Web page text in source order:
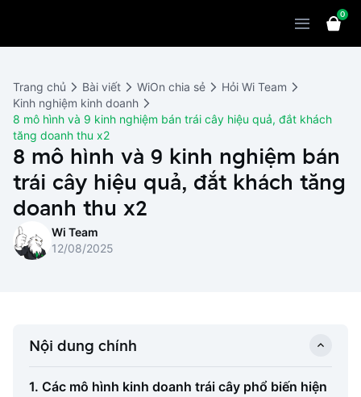
WiOn AI
WiOn Social
WiOn E-commerce
WiOn F&B
WiOn Dental
Chatbot
Marketing
CRM
Thiết kế website
Thiết bị
Bảng giá
Cùng WiOn
Báo chí
Đối tác
Wi Team
Liên hệ
0
Trang chủ Bài viết WiOn chia sẻ
Hỏi Wi Team
Kinh nghiệm kinh doanh
8 mô hình và 9 kinh nghiệm bán trái cây hiệu quả, đắt khách
tăng doanh thu x2
8 mô hình và 9 kinh nghiệm bán
trái cây hiệu quả, đắt khách tăng
doanh thu x2
Wi Team
12/08/2025
Nội dung chính
1. Các mô hình kinh doanh trái cây phổ biến hiện